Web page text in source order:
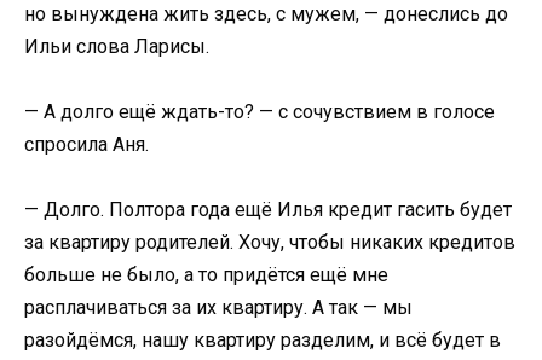
но вынуждена жить здесь, с мужем, — донеслись до
Ильи слова Ларисы.
— А долго ещё ждать-то? — с сочувствием в голосе
спросила Аня.
— Долго. Полтора года ещё Илья кредит гасить будет
за квартиру родителей. Хочу, чтобы никаких кредитов
больше не было, а то придётся ещё мне
расплачиваться за их квартиру. А так — мы
разойдёмся, нашу квартиру разделим, и всё будет в